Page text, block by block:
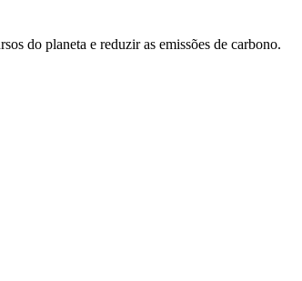
do planeta e reduzir as emissões de carbono.